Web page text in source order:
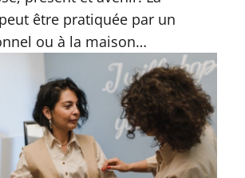
être pratiquée par un
ou à la maison…